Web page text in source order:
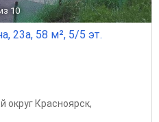
10
23а, 58 м², 5/5 эт.
округ Красноярск,